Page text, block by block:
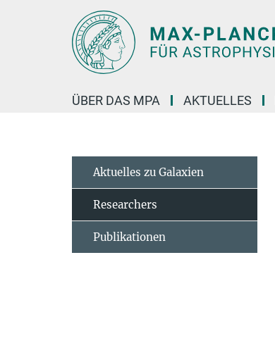
ÜBER DAS MPA AKTUELLES
Aktuelles zu Galaxien
Researchers
Publikationen